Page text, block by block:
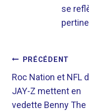
se
DE
PRÉCÉDENT
Roc Nation et NFL
JAY-Z mettent en
vedette Benny The